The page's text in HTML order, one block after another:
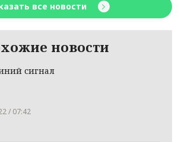
все новости
новости
сигнал
/ 07:42